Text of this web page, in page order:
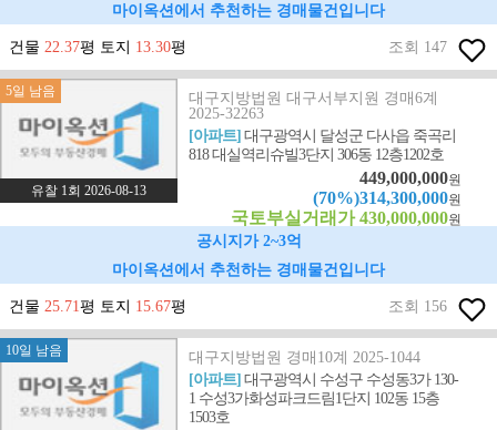
마이옥션에서 추천하는 경매물건입니다
건물 22.37평 토지 13.30평 조회 147
5일 남음
유찰 1회 2026-08-13
대구지방법원 대구서부지원 경매6계
2025-32263
[아파트]대구광역시 달성군 다사읍 죽곡리
818 대실역리슈빌3단지 306동 12층1202호
449,000,000원
(70%)314,300,000원
국토부실거래가 430,000,000원
공시지가 2~3억
마이옥션에서 추천하는 경매물건입니다
건물 25.71평 토지 15.67평 조회 156
10일 남음
대구지방법원 경매10계 2025-1044
[아파트]대구광역시 수성구 수성동3가 130-
1 수성3가화성파크드림1단지 102동 15층
1503호